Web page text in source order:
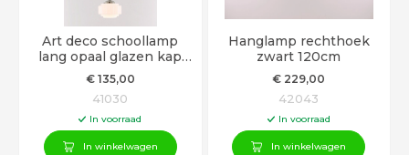
Art deco schoollamp
lang opaal glazen kap
25cm
€135,00
41030
In voorraad
In winkelwagen
Hanglamp rechthoek
zwart 120cm
€ 229,00
42043
In voorraad
In winkelwagen